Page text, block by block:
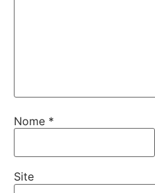
Nome *
Site